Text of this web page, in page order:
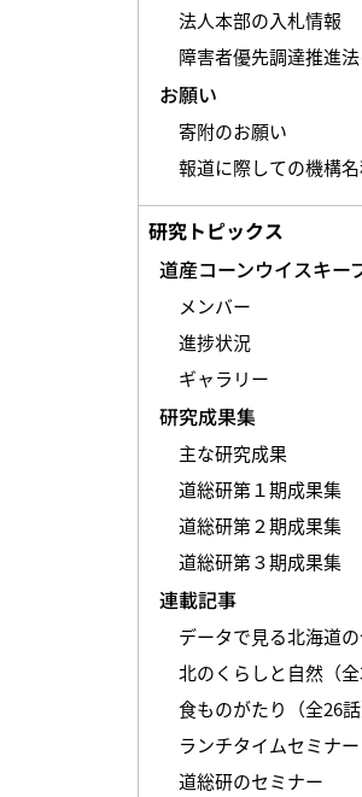
法人本部の入札情報
障害者優先調達推進
お願い
寄附のお願い
報道に際しての機構
研究トピックス
道産コーンウイスキー
メンバー
進捗状況
ギャラリー
研究成果集
主な研究成果
道総研第１期成果集
道総研第２期成果集
道総研第３期成果集
連載記事
データで見る北海道
北のくらしと自然（全
食ものがたり（全26話
ランチタイムセミナー
道総研のセミナー